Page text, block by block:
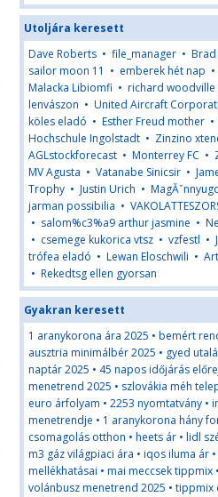
Utoljára keresett
Dave Roberts • file_manager • Brad
sailor moon 11 • emberek hét nap •
Malacka Libiomfi • richard woodville
lenvászon • United Aircraft
köles eladó • Esther Freud mother •
Hochschule Ingolstadt • Zinzino
AGLstockforecast • Monterrey FC •
MV Agusta • Vatanabe Sinicsir •
Trophy • Justin Urich •
jarman possibilia •
• salom%c3%a9 arthur jasmine •
• csemege kukorica vtsz • vzfestl •
trófea eladó • Lewan Eloschwili •
• Rekedtsg ellen gyorsan
Gyakran keresett
1 aranykorona ára 2025 • bemért
ausztria minimálbér 2025 • gyed
naptár 2025 • 45 napos időjárás
menetrend 2025 • szlovákia méh
euro árfolyam • 2253 nyomtatvány •
menetrendje • 1 aranykorona hány
csomagolás otthon • heets ár • lidl
m3 gáz világpiaci ára • iqos iluma ár •
mellékhatásai • mai meccsek tippmix •
volánbusz menetrend 2025 • tippmix